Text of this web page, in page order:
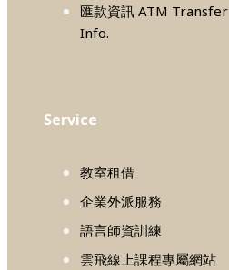
匯款資訊 ATM Transfer
Info.
Service
教室租借
企業外派服務
語言師資訓練
雲飛線上課程專屬網站